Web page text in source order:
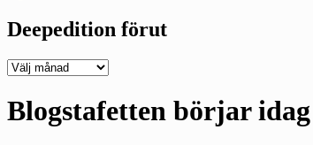
Deepedition förut
Deepedition
Blogstafetten börjar idag